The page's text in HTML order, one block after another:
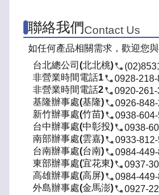
聯絡我們Contact Us
如任何產品相關需求，歡迎您
台北總公司(北北桃)
非營業時間電話1
0928-
非營業時間電話2
0920-
基隆辦事處(基隆)
0926-
新竹辦事處(竹苗)
0938-
台中辦事處(中彰投)
0938-
南部辦事處(雲嘉)
0933-
台南辦事處(台南)
0984-
東部辦事處(宜花東)
0937-
高雄辦事處(高屏)
0984-
外島辦事處(金馬澎)
0927-